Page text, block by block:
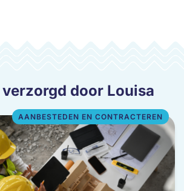
door Louisa
AANBESTEDEN EN CONTRACTEREN